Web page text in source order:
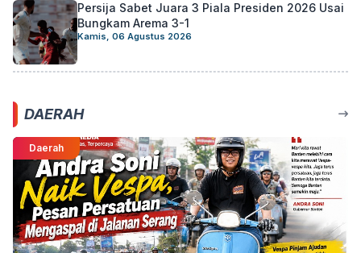
Persija Sabet Juara 3 Piala Presiden 2026 Usai
Bungkam Arema 3-1
Kamis, 06 Agustus 2026
DAERAH
Daerah